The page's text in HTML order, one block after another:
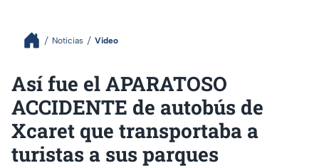
Noticias Video
Así fue el APARATOSO
ACCIDENTE de autobús de
Xcaret que transportaba a
turistas a sus parques